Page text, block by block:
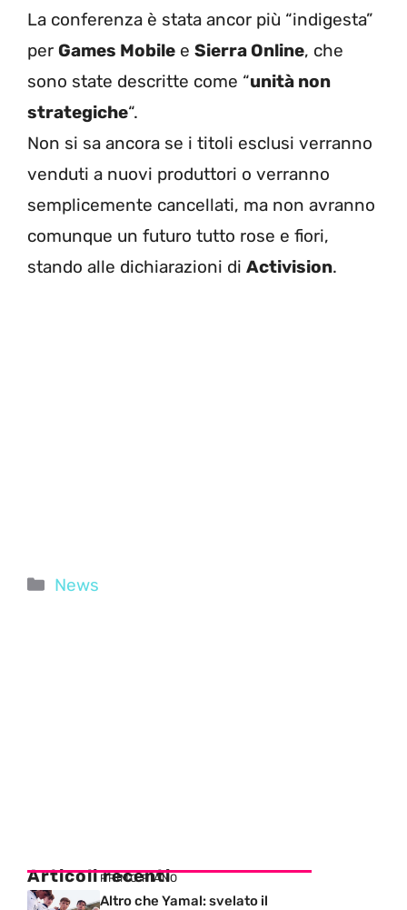
La conferenza è stata ancor più “indigesta”
per Games Mobile e Sierra Online, che
sono state descritte come “unità non
strategiche“.
Non si sa ancora se i titoli esclusi verranno
venduti a nuovi produttori o verranno
semplicemente cancellati, ma non avranno
comunque un futuro tutto rose e fiori,
stando alle dichiarazioni di Activision.
Categorie
News
Articoli recenti
PRIMO PIANO
Altro che Yamal: svelato il